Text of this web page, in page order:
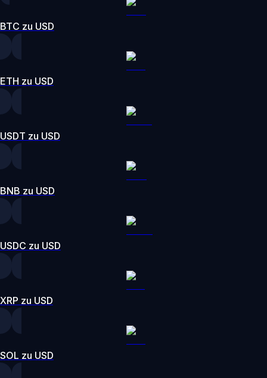
BTC zu USD
ETH zu USD
USDT zu USD
BNB zu USD
USDC zu USD
XRP zu USD
SOL zu USD